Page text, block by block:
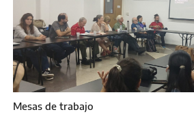
Mesas de trabajo